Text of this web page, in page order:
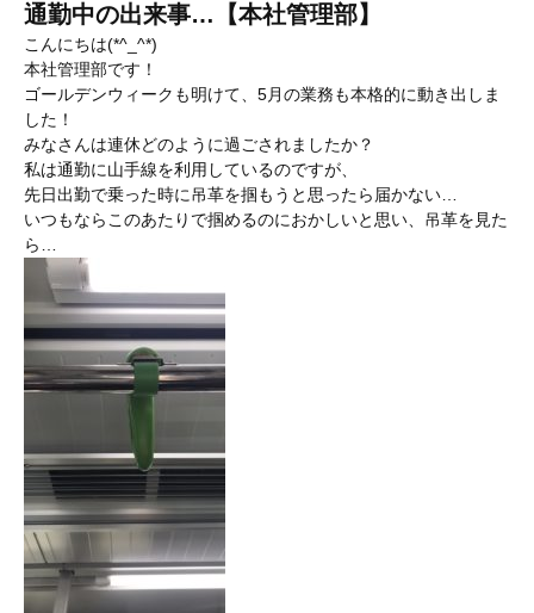
イン
通勤中の出来事…【本社管理部】
こんにちは(*^_^*)
本社管理部です！
ゴールデンウィークも明けて、5月の業務も本格的に動き出しま
した！
みなさんは連休どのように過ごされましたか？
私は通勤に山手線を利用しているのですが、
先日出勤で乗った時に吊革を掴もうと思ったら届かない…
いつもならこのあたりで掴めるのにおかしいと思い、吊革を見た
ら…